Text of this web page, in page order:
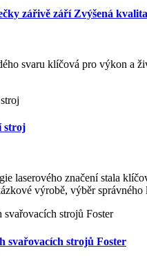
zářivě září Zvýšená
svaru klíčová pro výkon a
stroj
laserového značení stala
výrobě, výběr správného
svařovacích strojů Foster